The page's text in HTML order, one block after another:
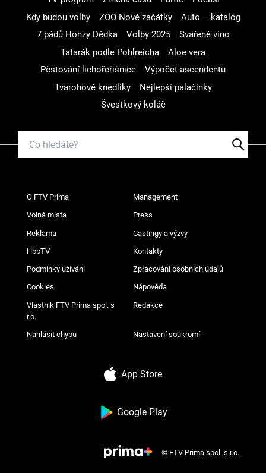
Kdy budou volby
ZOO Nové začátky
Auto – katalog
7 pádů Honzy Dědka
Volby 2025
Svařené víno
Tatarák podle Pohlreicha
Aloe vera
Pěstování lichořeřišnice
Výpočet ascendentu
Tvarohové knedlíky
Nejlepší palačinky
Švestkový koláč
O FTV Prima Management
Volná místa Press
Reklama Castingy a výzvy
HbbTV Kontakty
Podmínky užívání Zpracování osobních údajů
Cookies Nápověda
Vlastník FTV Prima spol. s
r.o.
Redakce
Nahlásit chybu Nastavení soukromí
App Store
Google Play
© FTV Prima spol. s r.o.